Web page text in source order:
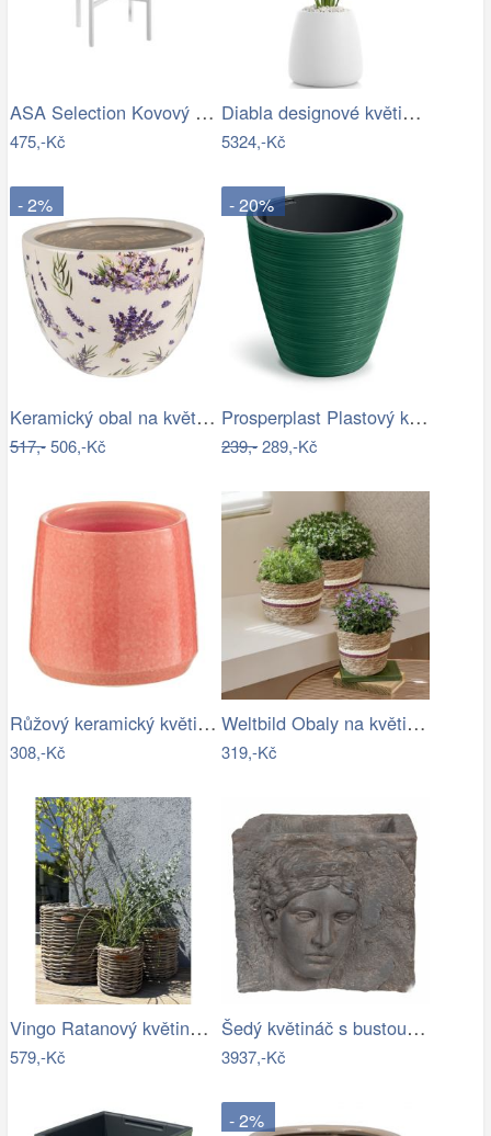
ASA Selection Kovový stojan na květináč…
475,-Kč
Diabla designové květináče Gobi 1
5324,-Kč
- 2%
Keramický obal na květináč s levandulí…
517,-506,-Kč
- 20%
Prosperplast Plastový květináč Venas…
239,-289,-Kč
Růžový keramický květináč J-line Asol…
308,-Kč
Weltbild Obaly na květináče z mořské…
319,-Kč
Vingo Ratanový květináč - kulatý…
579,-Kč
Šedý květináč s bustou v antickém stylu…
3937,-Kč
- 2%